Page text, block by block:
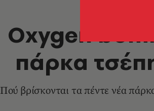
Oxygen
πάρκα
Πού βρίσκονται τα πέντε νέα